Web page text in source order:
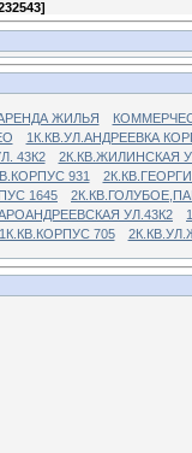
]
ЖИЛЬЯ
1К.КВ.УЛ.АНДРЕЕВКА
43К2
2К.КВ.ЖИЛИНСКАЯ
931
1645
УЛ.43К2
1К.КВ.КОРПУС 705